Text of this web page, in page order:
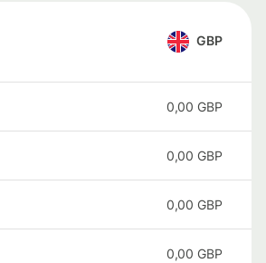
GBP
0,00 GBP
0,00 GBP
0,00 GBP
0,00 GBP